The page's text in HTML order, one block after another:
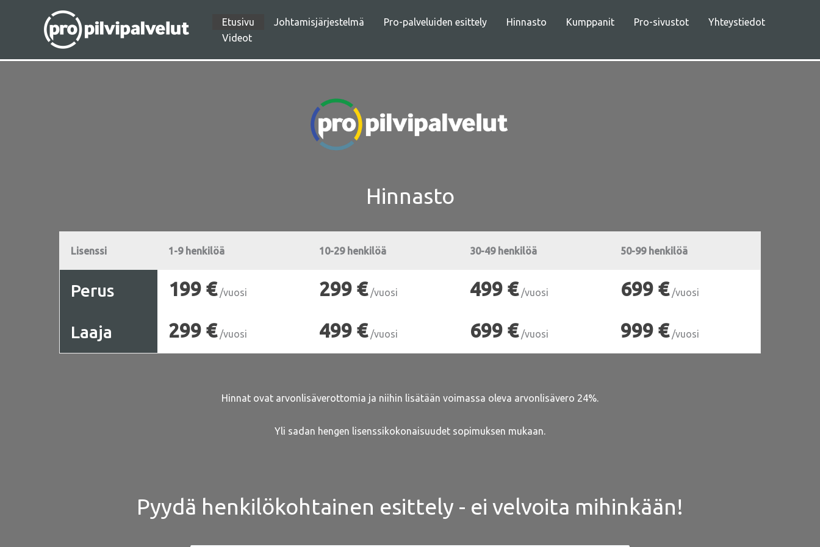
Etusivu Johtamisjärjestelmä Pro-palveluiden esittely Hinnasto Kumppanit Pro-sivustot
Yhteystiedot
Videot
Registration has been
disabled.
Hinnasto
Lisenssi 1-9 henkilöä 10-29 henkilöä 30-49 henkilöä 50-99 henkilöä
Perus 199 €/vuosi 299 €/vuosi 499 €/vuosi 699 €/vuosi
Laaja 299 €/vuosi 499 €/vuosi 699 €/vuosi 999 €/vuosi
Hinnat ovat arvonlisäverottomia ja niihin lisätään voimassa oleva arvonlisävero 24%.
Yli sadan hengen lisenssikokonaisuudet sopimuksen mukaan.
Pyydä henkilökohtainen esittely - ei velvoita mihinkään!